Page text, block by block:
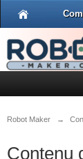
Robot Maker →
Contenu